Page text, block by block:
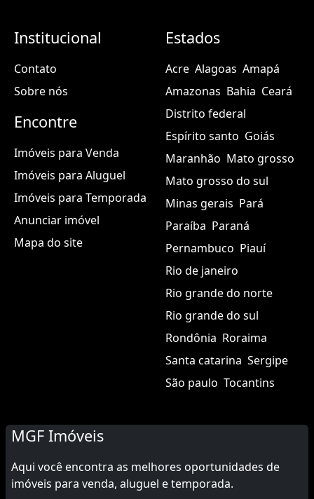
Institucional
Contato
Sobre nós
Encontre
Imóveis para Venda
Imóveis para Aluguel
Imóveis para Temporada
Anunciar imóvel
Mapa do site
Estados
Acre Alagoas Amapá
Amazonas Bahia Ceará
Distrito federal
Espírito santo Goiás
Maranhão Mato grosso
Mato grosso do sul
Minas gerais Pará
Paraíba Paraná
Pernambuco Piauí
Rio de janeiro
Rio grande do norte
Rio grande do sul
Rondônia Roraima
Santa catarina Sergipe
São paulo Tocantins
MGF Imóveis
Aqui você encontra as melhores oportunidades de
imóveis para venda, aluguel e temporada.